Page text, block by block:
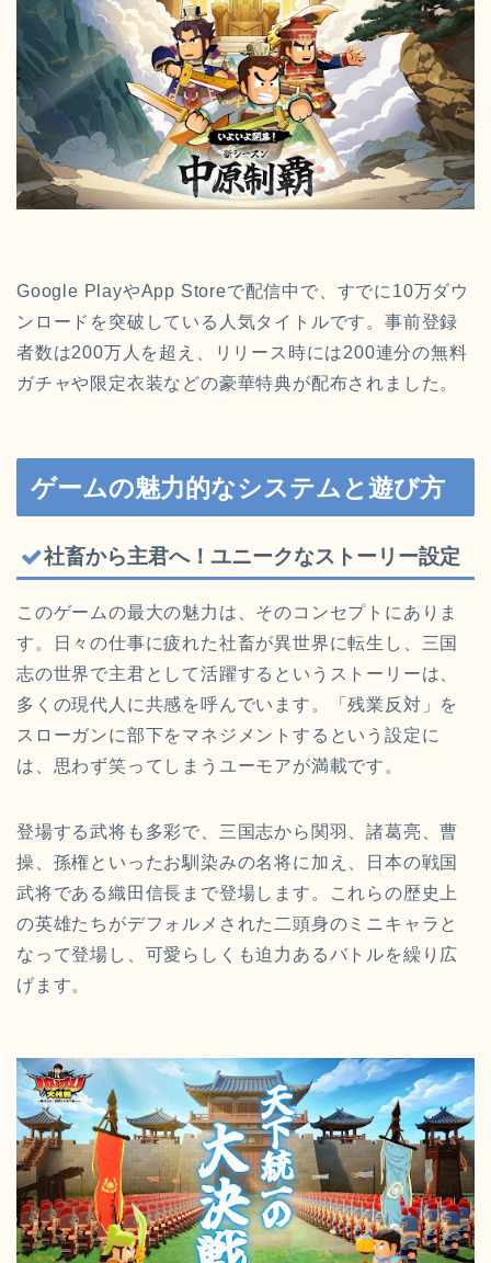
Google PlayやApp Storeで配信中で、すでに10万ダウ
ンロードを突破している人気タイトルです。事前登録
者数は200万人を超え、リリース時には200連分の無料
ガチャや限定衣装などの豪華特典が配布されました。
ゲームの魅力的なシステムと遊び方
社畜から主君へ！ユニークなストーリー設定
このゲームの最大の魅力は、そのコンセプトにありま
す。日々の仕事に疲れた社畜が異世界に転生し、三国
志の世界で主君として活躍するというストーリーは、
多くの現代人に共感を呼んでいます。「残業反対」を
スローガンに部下をマネジメントするという設定に
は、思わず笑ってしまうユーモアが満載です。
登場する武将も多彩で、三国志から関羽、諸葛亮、曹
操、孫権といったお馴染みの名将に加え、日本の戦国
武将である織田信長まで登場します。これらの歴史上
の英雄たちがデフォルメされた二頭身のミニキャラと
なって登場し、可愛らしくも迫力あるバトルを繰り広
げます。